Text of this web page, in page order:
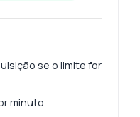
se o limite for
minuto